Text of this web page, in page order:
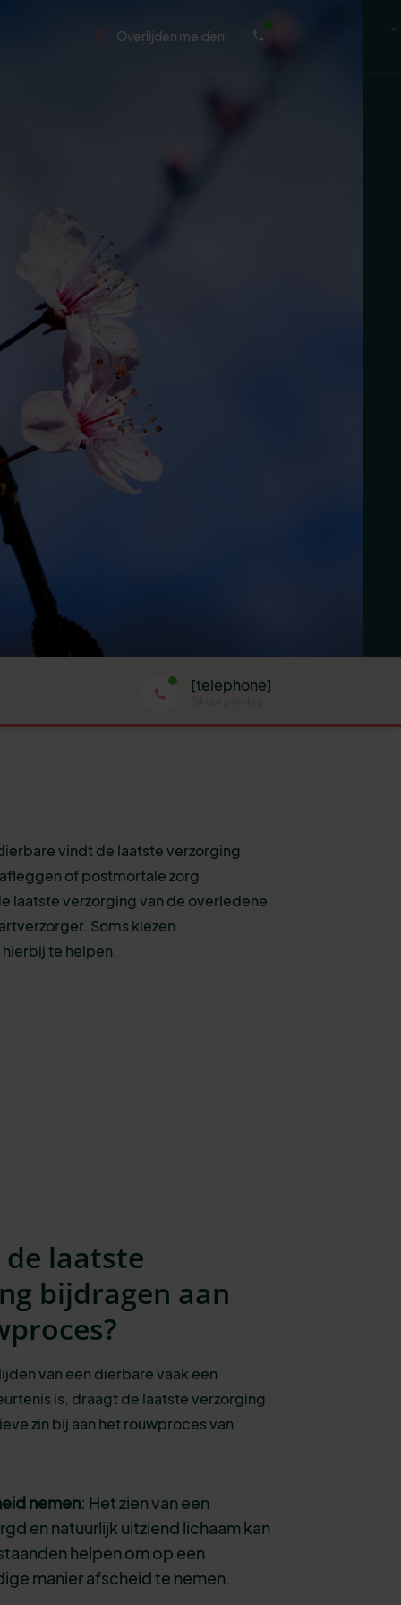
Overlijden melden
[telephone]
vindt de laatste verzorging
of postmortale zorg
laatste verzorging van de overledene
Soms kiezen
te helpen.
de laatste
bijdragen aan
van een dierbare vaak een
is, draagt de laatste verzorging
zin bij aan het rouwproces van
nemen: Het zien van een
en natuurlijk uitziend lichaam kan
helpen om op een
manier afscheid te nemen.